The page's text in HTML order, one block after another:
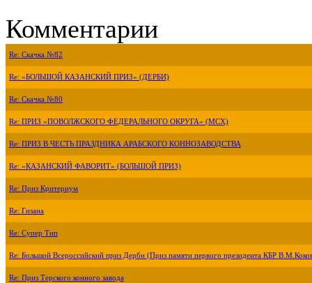
Комментарии
Re: Скачка №82
Re: «БОЛЬШОЙ КАЗАНСКИЙ ПРИЗ» (ДЕРБИ)
Re: Скачка №80
Re: ПРИЗ «ПОВОЛЖСКОГО ФЕДЕРАЛЬНОГО ОКРУГА» (МСХ)
Re: ПРИЗ В ЧЕСТЬ ПРАЗДНИКА АРАБСКОГО КОННОЗАВОДСТВА
Re: «КАЗАНСКИЙ ФАВОРИТ» (БОЛЬШОЙ ПРИЗ)
Re: Приз Критериум
Re: Гизана
Re: Супер Тип
Re: Большой Всероссийский приз Дерби (Приз памяти первого президента КБР
Re: Приз Терского конного завода